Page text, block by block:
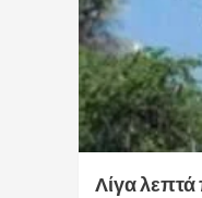
Λίγα λεπτά